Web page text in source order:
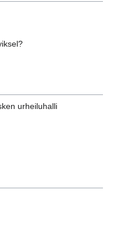
urheiluhalli